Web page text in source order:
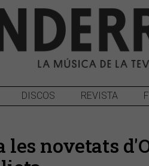
DISCOS REVISTA
les novetats